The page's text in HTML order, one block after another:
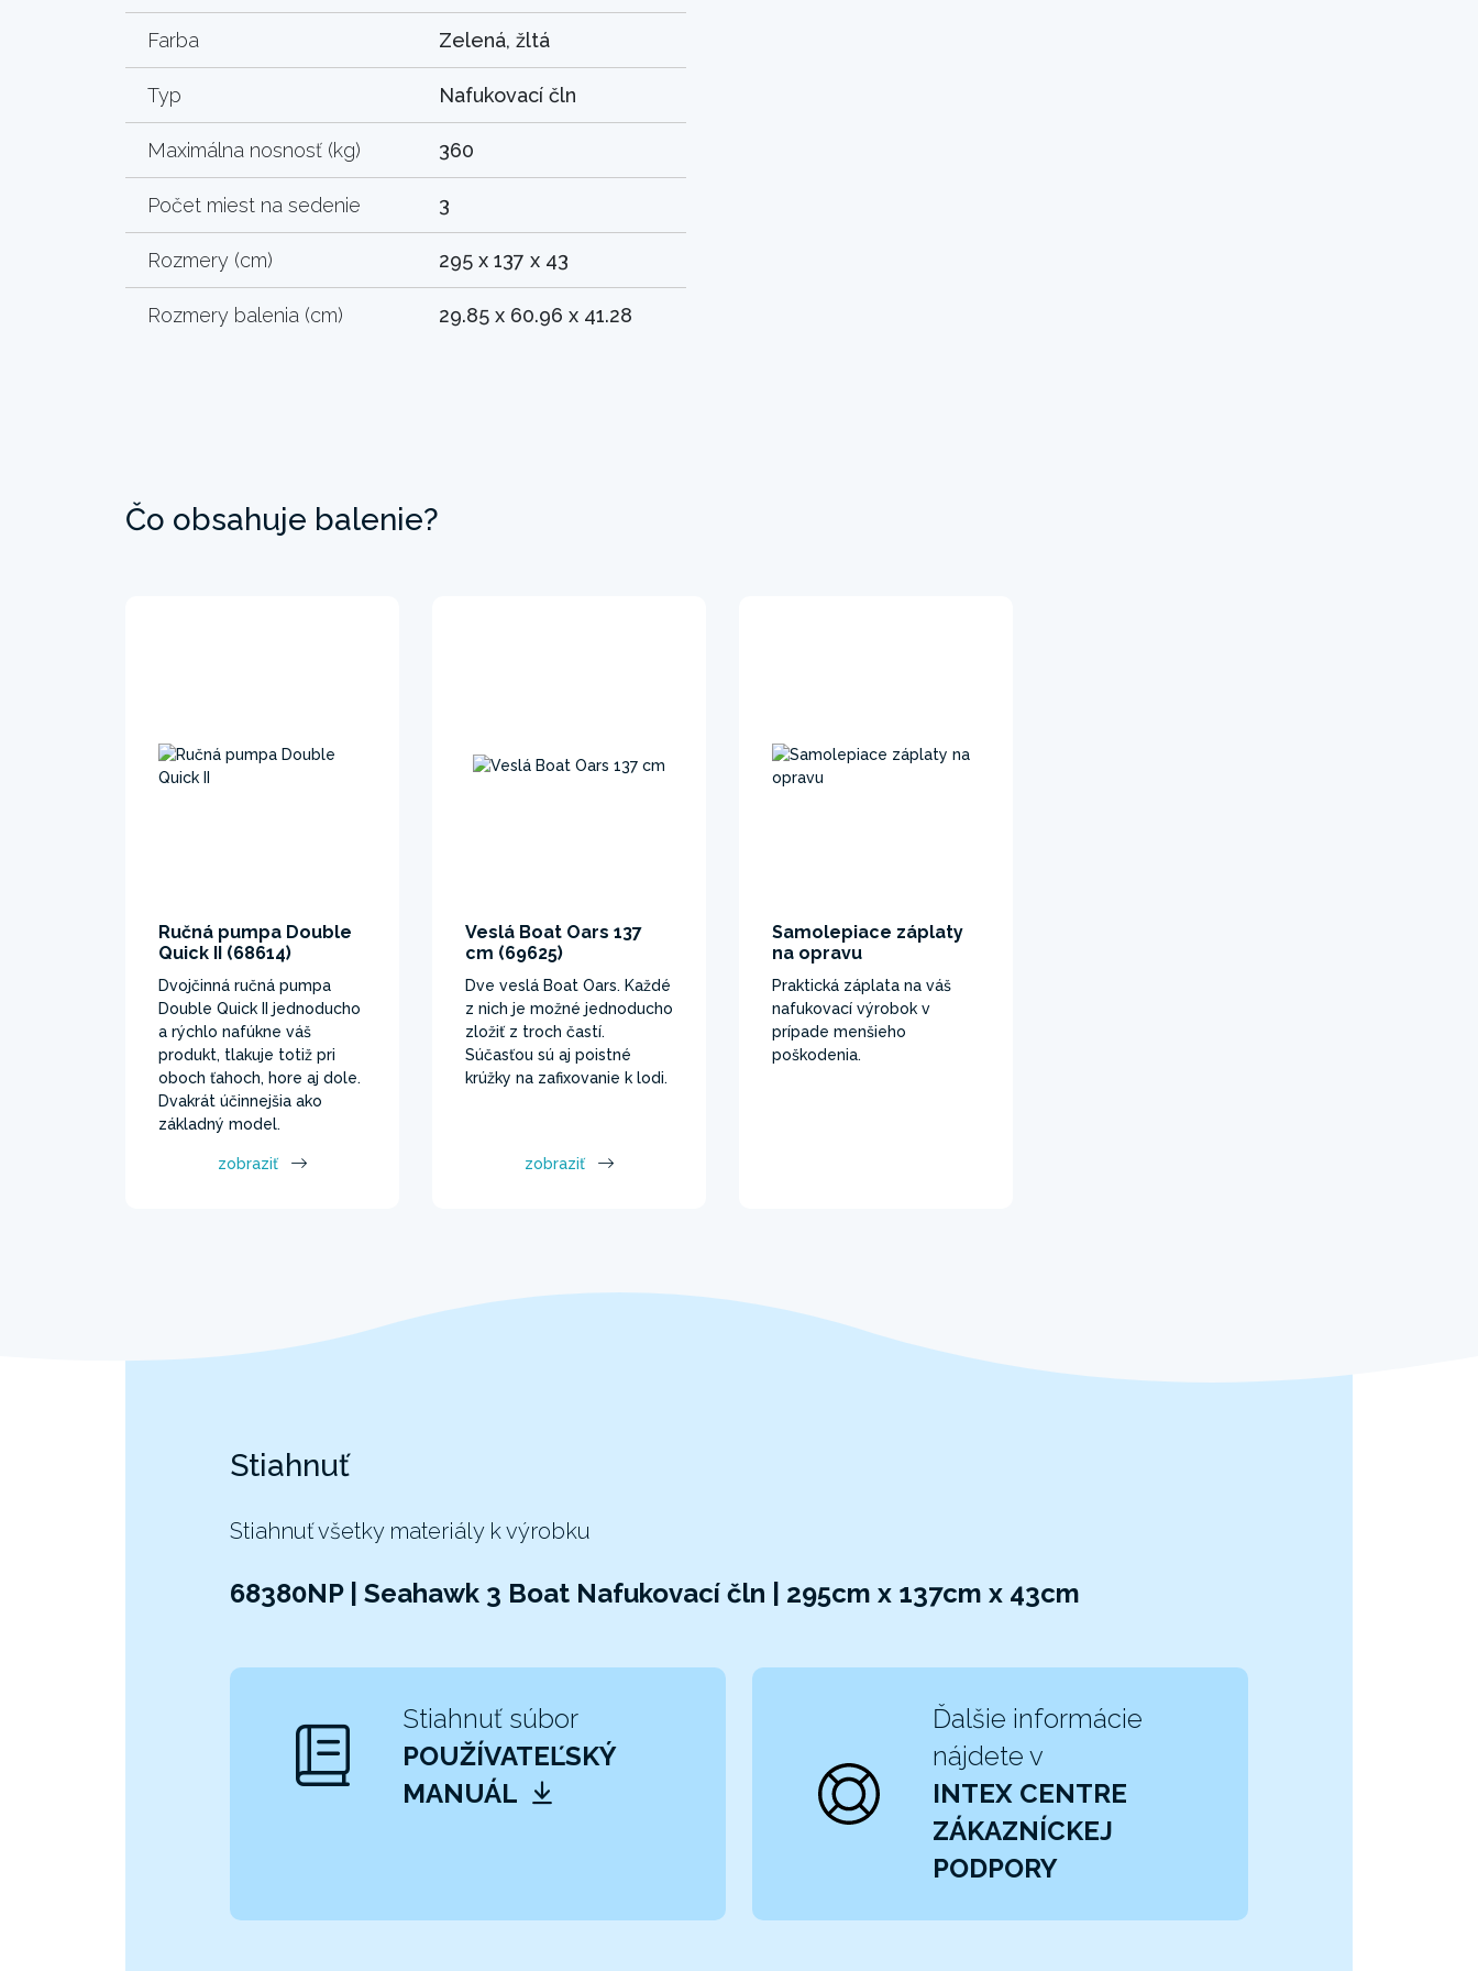
Farba Zelená, žltá
Typ Nafukovací čln
Maximálna nosnosť (kg) 360
Počet miest na sedenie 3
Rozmery (cm) 295 x 137 x 43
Rozmery balenia (cm) 29.85 x 60.96 x 41.28
Čo obsahuje balenie?
Ručná pumpa Double
Quick II (68614)
Dvojčinná ručná pumpa
Double Quick II jednoducho
a rýchlo nafúkne váš
produkt, tlakuje totiž pri
oboch ťahoch, hore aj dole.
Dvakrát účinnejšia ako
základný model.
zobraziť
Veslá Boat Oars 137
cm (69625)
Dve veslá Boat Oars. Každé
z nich je možné jednoducho
zložiť z troch častí.
Súčasťou sú aj poistné
krúžky na zafixovanie k lodi.
zobraziť
Samolepiace záplaty
na opravu
Praktická záplata na váš
nafukovací výrobok v
prípade menšieho
poškodenia.
Stiahnuť
Stiahnuť všetky materiály k výrobku
68380NP | Seahawk 3 Boat Nafukovací čln | 295cm x 137cm x 43cm
Stiahnuť súbor
POUŽÍVATEĽSKÝ
MANUÁL
Ďalšie informácie
nájdete v
INTEX CENTRE
ZÁKAZNÍCKEJ
PODPORY